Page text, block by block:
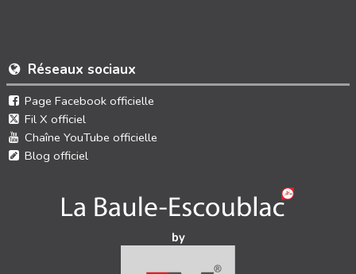
Réseaux sociaux
Page Facebook officielle
Fil X officiel
Chaîne YouTube officielle
Blog officiel
by